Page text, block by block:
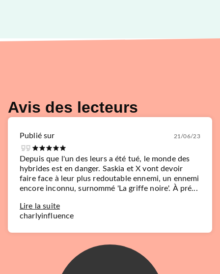
Avis des lecteurs
Publié sur 21/06/23
Depuis que l'un des leurs a été tué, le monde des
hybrides est en danger. Saskia et X vont devoir
faire face à leur plus redoutable ennemi, un ennemi
encore inconnu, surnommé 'La griffe noire'. À pré...
Lire la suite
charlyinfluence